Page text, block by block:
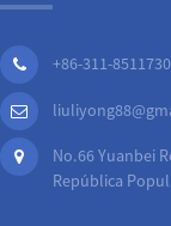
+86-311-
No.66 Yuanbei
República